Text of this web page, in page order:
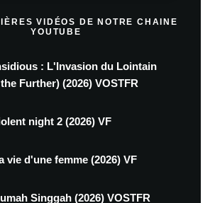
VIDÉOS DE NOTRE CHAINE
YOUTUBE
: L'Invasion du Lointain
Further) (2026) VOSTFR
night 2 (2026) VF
vie d'une femme (2026) VF
Singgah (2026) VOSTFR